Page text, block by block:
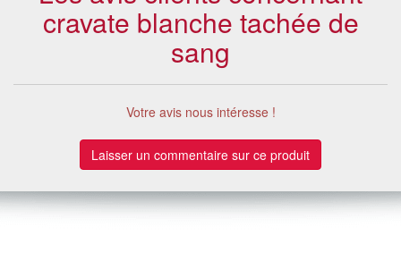
cravate blanche tachée de
sang
Votre avis nous intéresse !
Laisser un commentaire sur ce produit